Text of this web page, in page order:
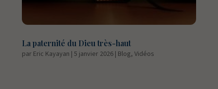
La paternité du Dieu très-haut
par Eric Kayayan | 5 janvier 2026| Blog, Vidéos